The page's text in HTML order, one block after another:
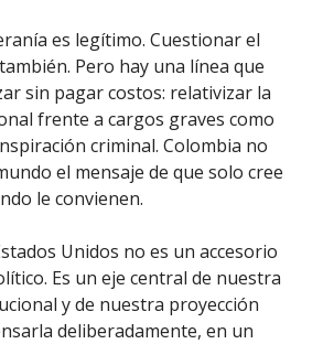
es legítimo. Cuestionar el
Pero hay una línea que
sin pagar costos: relativizar la
frente a cargos graves como
criminal. Colombia no
el mensaje de que solo cree
le convienen.
Unidos no es un accesorio
Es un eje central de nuestra
y de nuestra proyección
deliberadamente, en un